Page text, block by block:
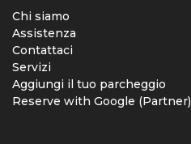
Chi siamo
Assistenza
Contattaci
Servizi
Aggiungi il tuo parcheggio
Reserve with Google (Partner)